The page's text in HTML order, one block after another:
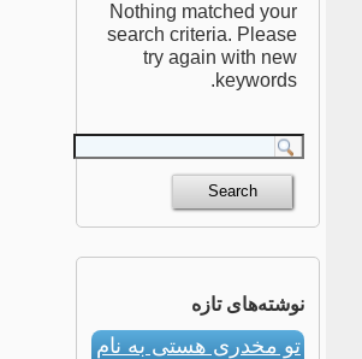
Nothing matched your
search criteria. Please
try again with new
keywords.
نوشته‌های تازه
تو مخدری هستی به نام